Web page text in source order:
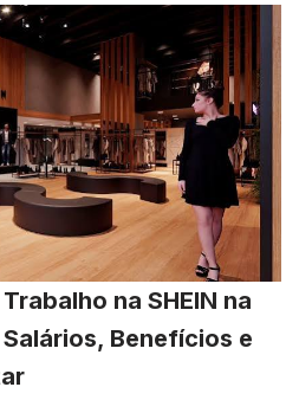
na SHEIN na
Benefícios e